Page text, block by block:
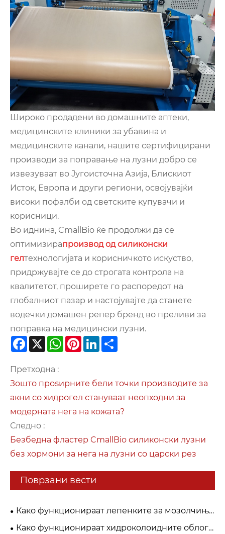
Широко продадени во домашните аптеки,
медицинските клиники за убавина и
медицинските канали, нашите сертифицирани
производи за поправање на лузни добро се
извезуваат во Југоисточна Азија, Блискиот
Исток, Европа и други региони, освојувајќи
високи пофалби од светските купувачи и
корисници.
Во иднина, CmallBio ќе продолжи да се
оптимизирапроизвод од силиконски
гелтехнологијата и корисничкото искуство,
придржувајте се до строгата контрола на
квалитетот, проширете го распоредот на
глобалниот пазар и настојувајте да станете
водечки домашен репер бренд во преливи за
поправка на медицински лузни.
Facebook
X WhatsApp
Pinterest
LinkedIn
Претходна :
Зошто проѕирните бели точки производите за
акни со хидрогел стануваат неопходни за
модерната нега на кожата?
Следно :
Безбедна фластер CmallBio силиконски лузни
без хормони за нега на лузни со царски рез
Поврзани вести
Како функционираат лепенките за мозолчиња
CmallBio за почиста кожа преку ноќ?
Како функционираат хидроколоидните облоги